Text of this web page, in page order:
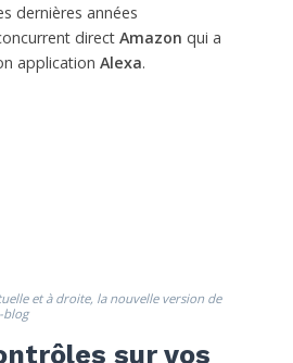
dernières années
direct Amazon qui a
application Alexa.
et à droite, la nouvelle version de
blog
sur vos